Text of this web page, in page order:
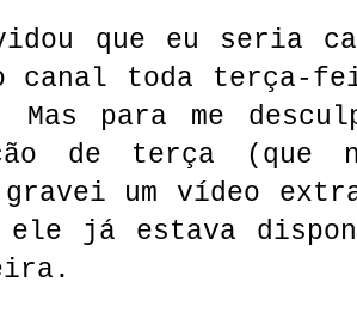
que eu seria
canal toda terça-
Mas para me
de terça (que
um vídeo
já estava